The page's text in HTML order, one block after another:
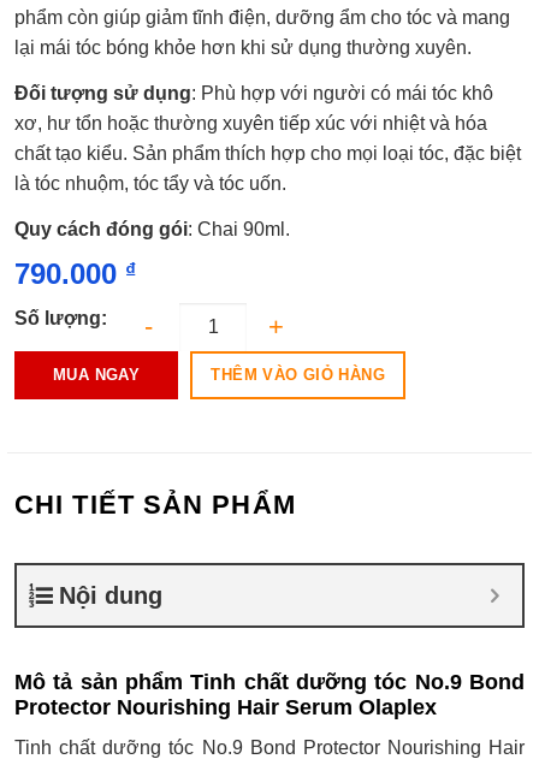
phẩm còn giúp giảm tĩnh điện, dưỡng ẩm cho tóc và mang
lại mái tóc bóng khỏe hơn khi sử dụng thường xuyên.
Đối tượng sử dụng: Phù hợp với người có mái tóc khô
xơ, hư tổn hoặc thường xuyên tiếp xúc với nhiệt và hóa
chất tạo kiểu. Sản phẩm thích hợp cho mọi loại tóc, đặc biệt
là tóc nhuộm, tóc tẩy và tóc uốn.
Quy cách đóng gói: Chai 90ml.
790.000 ₫
Số lượng:
MUA NGAY THÊM VÀO GIỎ HÀNG
CHI TIẾT SẢN PHẨM
Nội dung
Mô tả sản phẩm Tinh chất dưỡng tóc No.9 Bond
Protector Nourishing Hair Serum Olaplex
Tinh chất dưỡng tóc No.9 Bond Protector Nourishing Hair